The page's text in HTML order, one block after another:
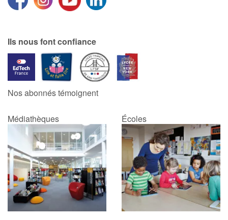
Sujets de société
Formats et illustrations
Catalogue anglais
Contraste +
Aide
Accueil
Famille
Ils nous font confiance
Nos abonnés témoignent
Médiathèques Écoles